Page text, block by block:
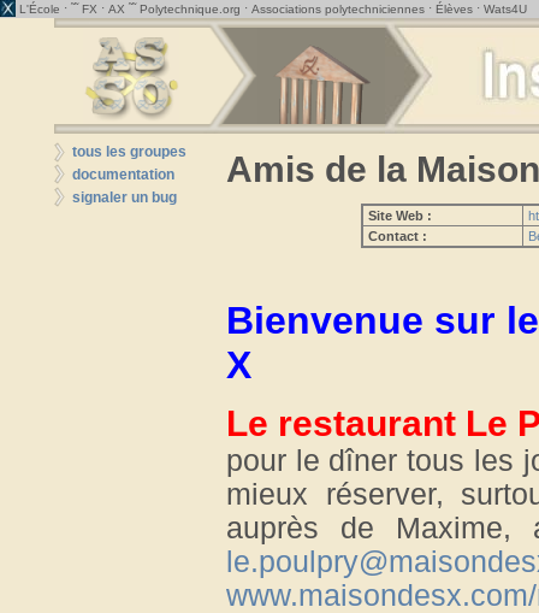
L'École · ˜˜ FX · AX ˜˜ Polytechnique.org · Associations polytechniciennes · Élèves · Wats4U
tous les groupes
documentation
signaler un bug
Amis de la
Site Web :
Contact :
Bienvenue sur
X
Le restaurant Le
pour le dîner tous les
mieux réserver,
auprès de